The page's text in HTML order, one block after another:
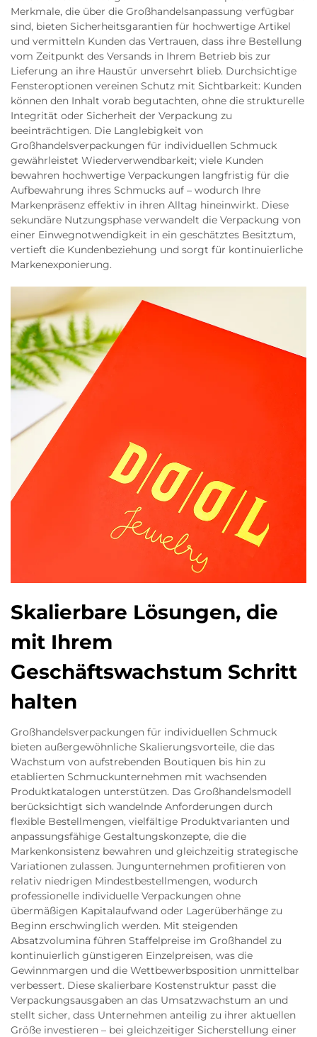
Merkmale, die über die Großhandelsanpassung verfügbar
sind, bieten Sicherheitsgarantien für hochwertige Artikel
und vermitteln Kunden das Vertrauen, dass ihre Bestellung
vom Zeitpunkt des Versands in Ihrem Betrieb bis zur
Lieferung an ihre Haustür unversehrt blieb. Durchsichtige
Fensteroptionen vereinen Schutz mit Sichtbarkeit: Kunden
können den Inhalt vorab begutachten, ohne die strukturelle
Integrität oder Sicherheit der Verpackung zu
beeinträchtigen. Die Langlebigkeit von
Großhandelsverpackungen für individuellen Schmuck
gewährleistet Wiederverwendbarkeit; viele Kunden
bewahren hochwertige Verpackungen langfristig für die
Aufbewahrung ihres Schmucks auf – wodurch Ihre
Markenpräsenz effektiv in ihren Alltag hineinwirkt. Diese
sekundäre Nutzungsphase verwandelt die Verpackung von
einer Einwegnotwendigkeit in ein geschätztes Besitztum,
vertieft die Kundenbeziehung und sorgt für kontinuierliche
Markenexponierung.
Skalierbare Lösungen, die
mit Ihrem
Geschäftswachstum Schritt
halten
Großhandelsverpackungen für individuellen Schmuck
bieten außergewöhnliche Skalierungsvorteile, die das
Wachstum von aufstrebenden Boutiquen bis hin zu
etablierten Schmuckunternehmen mit wachsenden
Produktkatalogen unterstützen. Das Großhandelsmodell
berücksichtigt sich wandelnde Anforderungen durch
flexible Bestellmengen, vielfältige Produktvarianten und
anpassungsfähige Gestaltungskonzepte, die die
Markenkonsistenz bewahren und gleichzeitig strategische
Variationen zulassen. Jungunternehmen profitieren von
relativ niedrigen Mindestbestellmengen, wodurch
professionelle individuelle Verpackungen ohne
übermäßigen Kapitalaufwand oder Lagerüberhänge zu
Beginn erschwinglich werden. Mit steigenden
Absatzvolumina führen Staffelpreise im Großhandel zu
kontinuierlich günstigeren Einzelpreisen, was die
Gewinnmargen und die Wettbewerbsposition unmittelbar
verbessert. Diese skalierbare Kostenstruktur passt die
Verpackungsausgaben an das Umsatzwachstum an und
stellt sicher, dass Unternehmen anteilig zu ihrer aktuellen
Größe investieren – bei gleichzeitiger Sicherstellung einer